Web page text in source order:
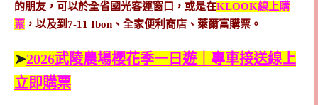
的朋友，可以於全省國光客運窗口，或是在KLOOK線上購
票 ，以及到7-11 Ibon、全家便利商店、萊爾富購票。
➤2026武陵農場櫻花季一日遊｜專車接送線上
立即購票